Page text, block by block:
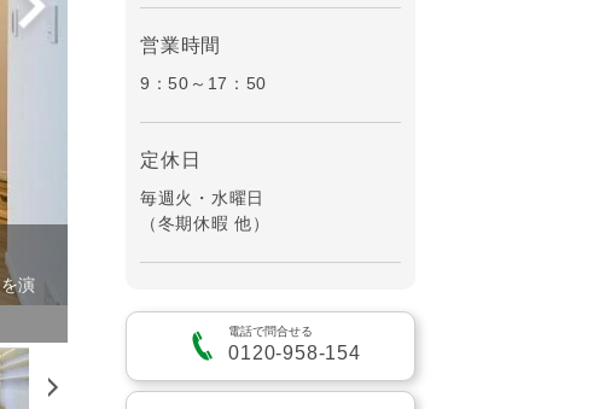
演
営業時間
9：50～17：50
定休日
毎週火・水曜日
（冬期休暇 他）
電話で問合せる
0120-958-154